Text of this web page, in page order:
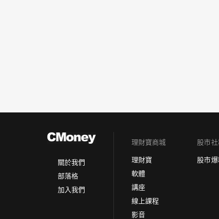
關於我們
部落格
加入我們
理財寶商城
理財寶
軟體
講座
線上課程
影音
股市
股市